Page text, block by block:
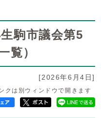
駒市議会第5
覧）
[2026年6月4日]
クは別ウィンドウで開きます